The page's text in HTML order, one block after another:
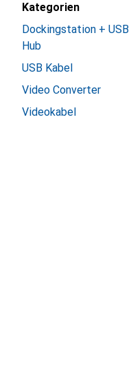
Kategorien
Dockingstation + USB
Hub
USB Kabel
Video Converter
Videokabel